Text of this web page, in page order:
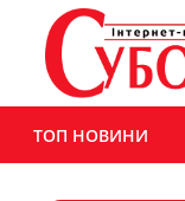
ТОП НОВИНИ